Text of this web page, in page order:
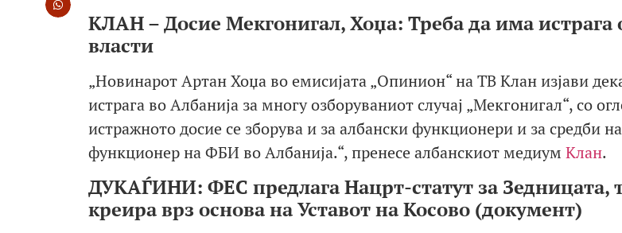
КЛАН – Досие Мекгонигал, Хоџа: Треба да има истрага
власти
„Новинарот Артан Хоџа во емисијата „Опинион“ на ТВ Клан изјави
истрага во Албанија за многу озборуваниот случај „Мекгонигал“, со
истражното досие се зборува и за албански функционери и за средби
функционер на ФБИ во Албанија.“, пренесе албанскиот медиум Клан.
ДУКАЃИНИ: ФЕС предлага Нацрт-статут за Зедницата,
креира врз основа на Уставот на Косово (документ)